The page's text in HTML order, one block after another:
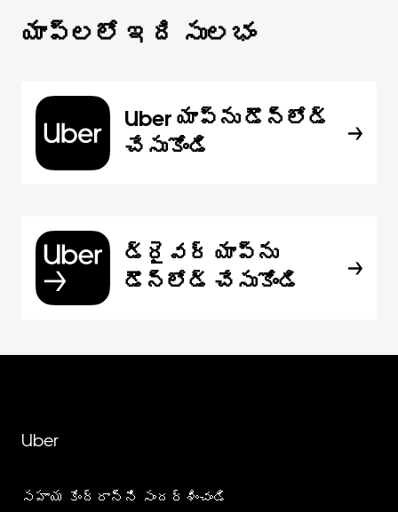
యాప్‌లలో ఇది సులభం
Uber యాప్‌ను డౌన్‌లోడ్
చేసుకోండి
డ్రైవర్ యాప్‌ను
డౌన్‌లోడ్ చేసుకోండి
Uber
సహాయ కేంద్రాన్ని సందర్శించండి